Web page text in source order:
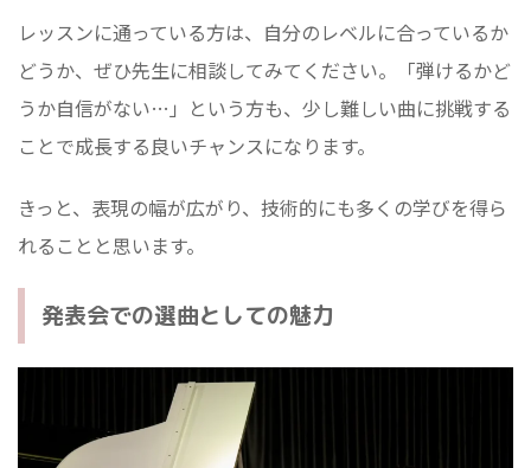
レッスンに通っている方は、自分のレベルに合っているか
どうか、ぜひ先生に相談してみてください。「弾けるかど
うか自信がない…」という方も、少し難しい曲に挑戦する
ことで成長する良いチャンスになります。
きっと、表現の幅が広がり、技術的にも多くの学びを得ら
れることと思います。
発表会での選曲としての魅力